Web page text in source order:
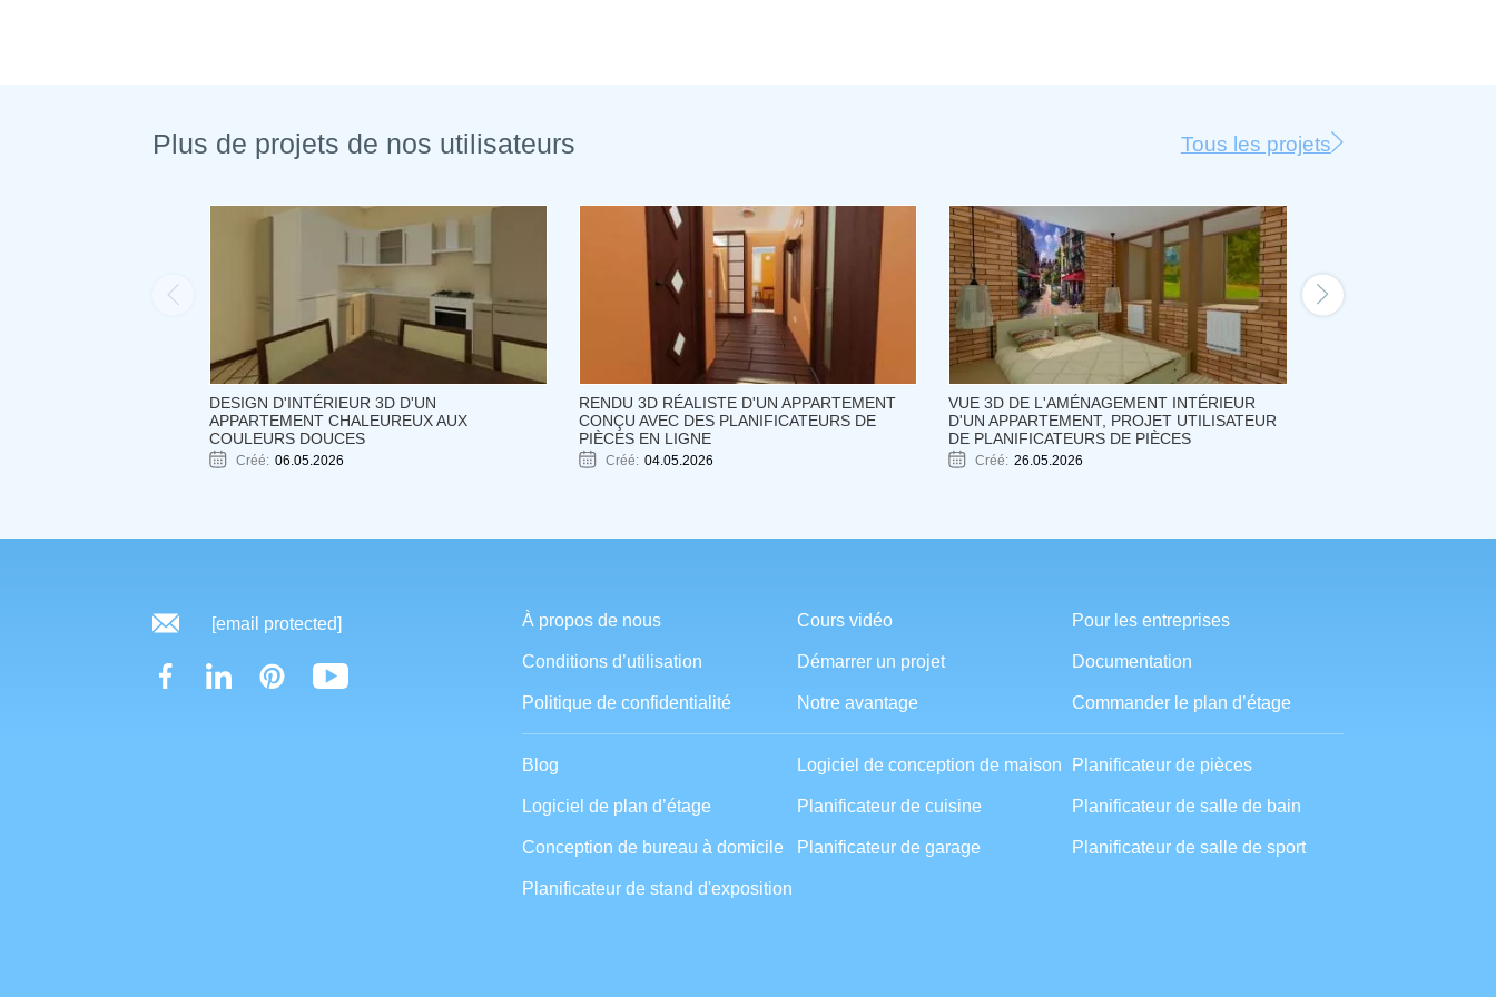
Plus de projets de nos utilisateurs Tous les projets
DESIGN D'INTÉRIEUR 3D D'UN
APPARTEMENT CHALEUREUX AUX
COULEURS DOUCES
Créé: 06.05.2026
RENDU 3D RÉALISTE D'UN APPARTEMENT
CONÇU AVEC DES PLANIFICATEURS DE
PIÈCES EN LIGNE
Créé: 04.05.2026
VUE 3D DE L'AMÉNAGEMENT INTÉRIEUR
D'UN APPARTEMENT, PROJET UTILISATEUR
DE PLANIFICATEURS DE PIÈCES
Créé: 26.05.2026
[email protected] À propos de nous Cours vidéo
Pour les entreprises
Conditions d’utilisation
Démarrer un projet
Documentation
Politique de confidentialité
Notre avantage Commander le plan d’étage
Blog Logiciel de conception de maison
Planificateur de pièces
Logiciel de plan d’étage
Planificateur de cuisine
Planificateur de salle de bain
Conception de bureau à domicile
Planificateur de garage
Planificateur de salle de sport
Planificateur de stand d'exposition